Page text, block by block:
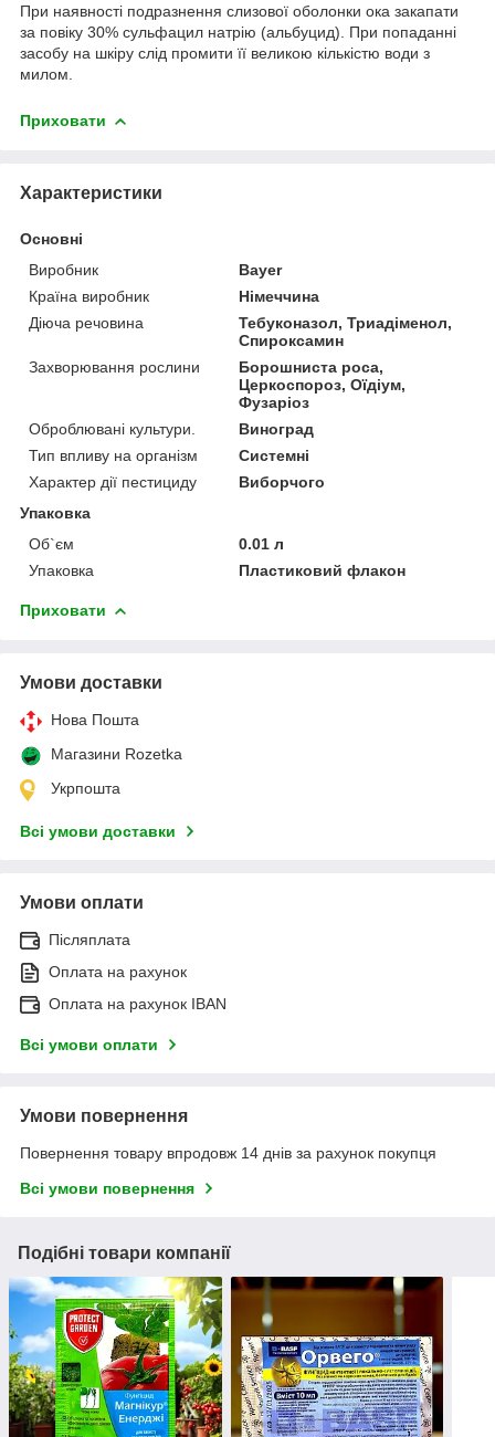
При наявності подразнення слизової оболонки ока закапати
за повіку 30% сульфацил натрію (альбуцид). При попаданні
засобу на шкіру слід промити її великою кількістю води з
милом.
Приховати
Характеристики
Основні
Виробник
Bayer
Країна виробник
Німеччина
Діюча речовина
Тебуконазол, Триадіменол,
Спироксамин
Захворювання рослини
Борошниста роса,
Церкоспороз, Оїдіум,
Фузаріоз
Оброблювані культури.
Виноград
Тип впливу на організм
Системні
Характер дії пестициду
Виборчого
Упаковка
Об`єм
0.01 л
Упаковка
Пластиковий флакон
Приховати
Умови доставки
Нова Пошта
Магазини Rozetka
Укрпошта
Всі умови доставки
Умови оплати
Післяплата
Оплата на рахунок
Оплата на рахунок IBAN
Всі умови оплати
Умови повернення
Повернення товару впродовж 14 днів за рахунок покупця
Всі умови повернення
Подібні товари компанії